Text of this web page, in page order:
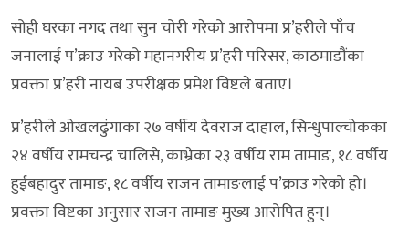
सोही घरका नगद तथा सुन चोरी गरेको आरोपमा प्र’हरीले पाँच
जनालाई प’क्राउ गरेको महानगरीय प्र’हरी परिसर, काठमाडौंका
प्रवक्ता प्र’हरी नायब उपरीक्षक प्रमेश विष्टले बताए।
प्र’हरीले ओखलढुंगाका २७ वर्षीय देवराज दाहाल, सिन्धुपाल्चोकका
२४ वर्षीय रामचन्द्र चालिसे, काभ्रेका २३ वर्षीय राम तामाङ, १८ वर्षीय
हुईबहादुर तामाङ, १८ वर्षीय राजन तामाङलाई प’क्राउ गरेको हो।
प्रवक्ता विष्टका अनुसार राजन तामाङ मुख्य आरोपित हुन्।